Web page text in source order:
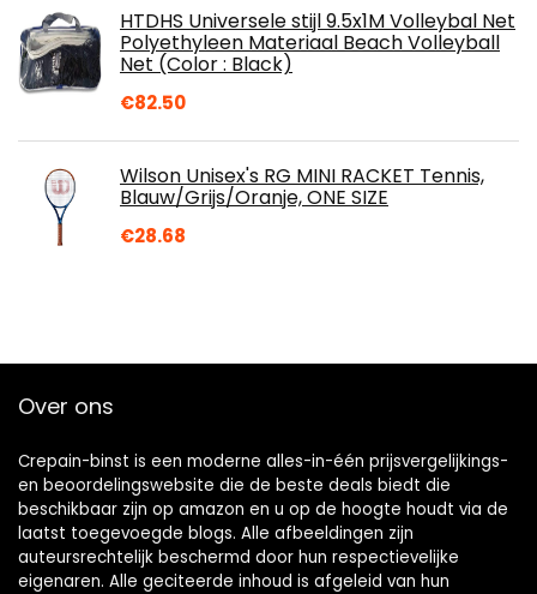
HTDHS Universele stijl 9.5x1M Volleybal Net
Polyethyleen Materiaal Beach Volleyball
Net (Color : Black)
€82.50
Wilson Unisex's RG MINI RACKET Tennis,
Blauw/Grijs/Oranje, ONE SIZE
€28.68
Over ons
Crepain-binst is een moderne alles-in-één prijsvergelijkings-
en beoordelingswebsite die de beste deals biedt die
beschikbaar zijn op amazon en u op de hoogte houdt via de
laatst toegevoegde blogs. Alle afbeeldingen zijn
auteursrechtelijk beschermd door hun respectievelijke
eigenaren. Alle geciteerde inhoud is afgeleid van hun